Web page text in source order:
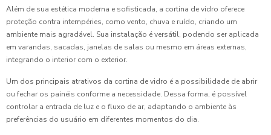
Além de sua estética moderna e sofisticada, a cortina de vidro oferece
proteção contra intempéries, como vento, chuva e ruído, criando um
ambiente mais agradável. Sua instalação é versátil, podendo ser aplicada
em varandas, sacadas, janelas de salas ou mesmo em áreas externas,
integrando o interior com o exterior.
Um dos principais atrativos da cortina de vidro é a possibilidade de abrir
ou fechar os painéis conforme a necessidade. Dessa forma, é possível
controlar a entrada de luz e o fluxo de ar, adaptando o ambiente às
preferências do usuário em diferentes momentos do dia.